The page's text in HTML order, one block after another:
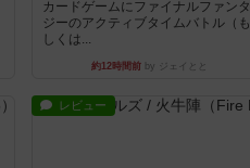
カードゲームにファイナルファンタ
ジーのアクティブタイムバトル（も
しくは...
約12時間前by ジェイとと
レビュー